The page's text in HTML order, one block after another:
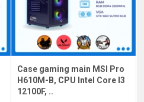
Case gaming main MSI Pro
H610M-B, CPU Intel Core I3
12100F, ..